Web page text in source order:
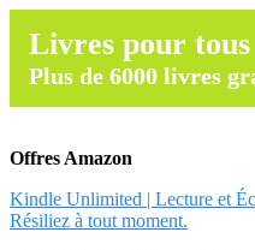
Livres pour tous
Plus de 6000 livres
Offres Amazon
Kindle Unlimited | Lecture et
Résiliez à tout moment.